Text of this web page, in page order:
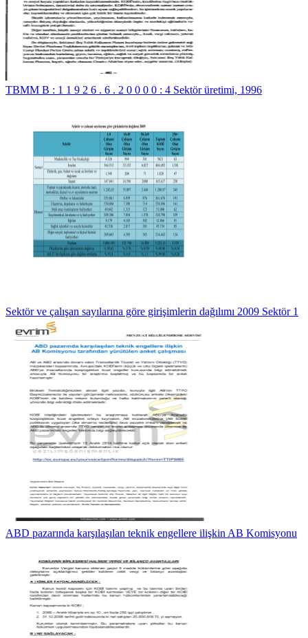
TBMM B : 1 1 9 2 6 . 6 . 2 0 0 0 0 : 4 Sektör üretimi, 1996
Sektör ve çalışan sayılarına göre girişimlerin dağılımı 2009 Sektör 1
ABD pazarında karşılaşılan teknik engellere ilişkin AB Komisyonu